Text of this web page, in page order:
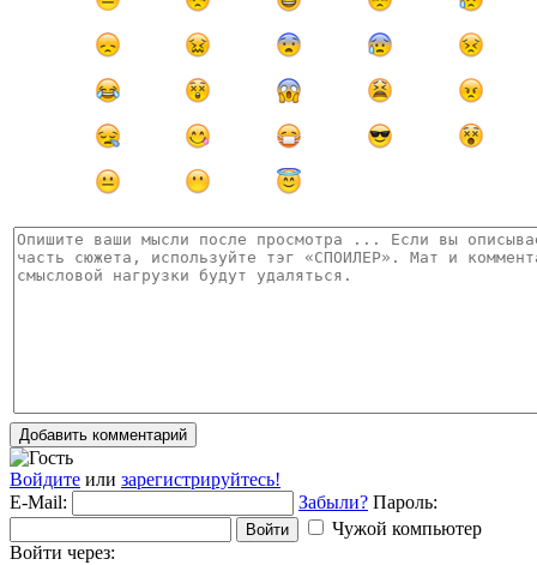
Добавить комментарий
Войдите или зарегистрируйтесь!
E-Mail:
Забыли? Пароль:
Войти
Чужой компьютер
Войти через: